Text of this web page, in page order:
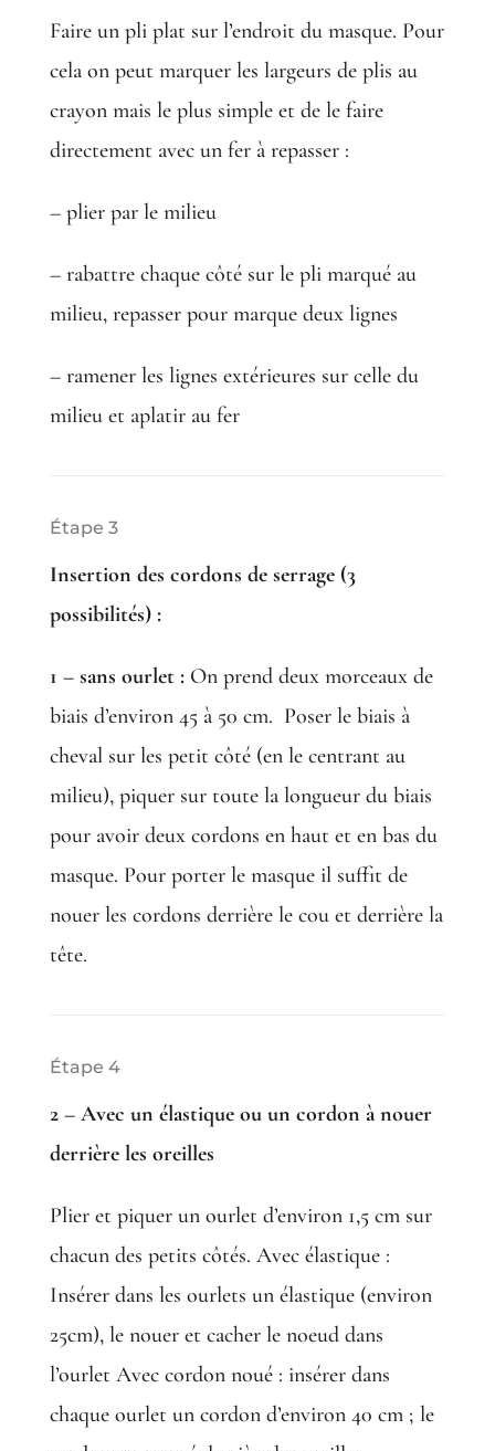
Faire un pli plat sur l’endroit du masque. Pour
cela on peut marquer les largeurs de plis au
crayon mais le plus simple et de le faire
directement avec un fer à repasser :
– plier par le milieu
– rabattre chaque côté sur le pli marqué au
milieu, repasser pour marque deux lignes
– ramener les lignes extérieures sur celle du
milieu et aplatir au fer
Étape 3
Insertion des cordons de serrage (3
possibilités) :
1 – sans ourlet : On prend deux morceaux de
biais d’environ 45 à 50 cm. Poser le biais à
cheval sur les petit côté (en le centrant au
milieu), piquer sur toute la longueur du biais
pour avoir deux cordons en haut et en bas du
masque. Pour porter le masque il suffit de
nouer les cordons derrière le cou et derrière la
tête.
Étape 4
2 – Avec un élastique ou un cordon à nouer
derrière les oreilles
Plier et piquer un ourlet d’environ 1,5 cm sur
chacun des petits côtés. Avec élastique :
Insérer dans les ourlets un élastique (environ
25cm), le nouer et cacher le noeud dans
l’ourlet Avec cordon noué : insérer dans
chaque ourlet un cordon d’environ 40 cm ; le